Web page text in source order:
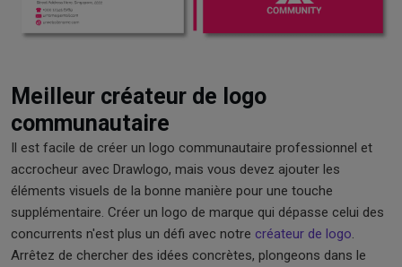
Meilleur créateur de logo
communautaire
Il est facile de créer un logo communautaire professionnel et
accrocheur avec Drawlogo, mais vous devez ajouter les
éléments visuels de la bonne manière pour une touche
supplémentaire. Créer un logo de marque qui dépasse celui des
concurrents n'est plus un défi avec notre créateur de logo.
Arrêtez de chercher des idées concrètes, plongeons dans le